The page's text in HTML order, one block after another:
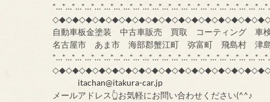
自動車板金塗装 中古車販売 買取 コーティング 車
名古屋市 あま市 海部郡蟹江町 弥富町 飛島村
itachan@itakura-car.jp
メールアドレス👆お気軽にお問い合わせください(^^♪